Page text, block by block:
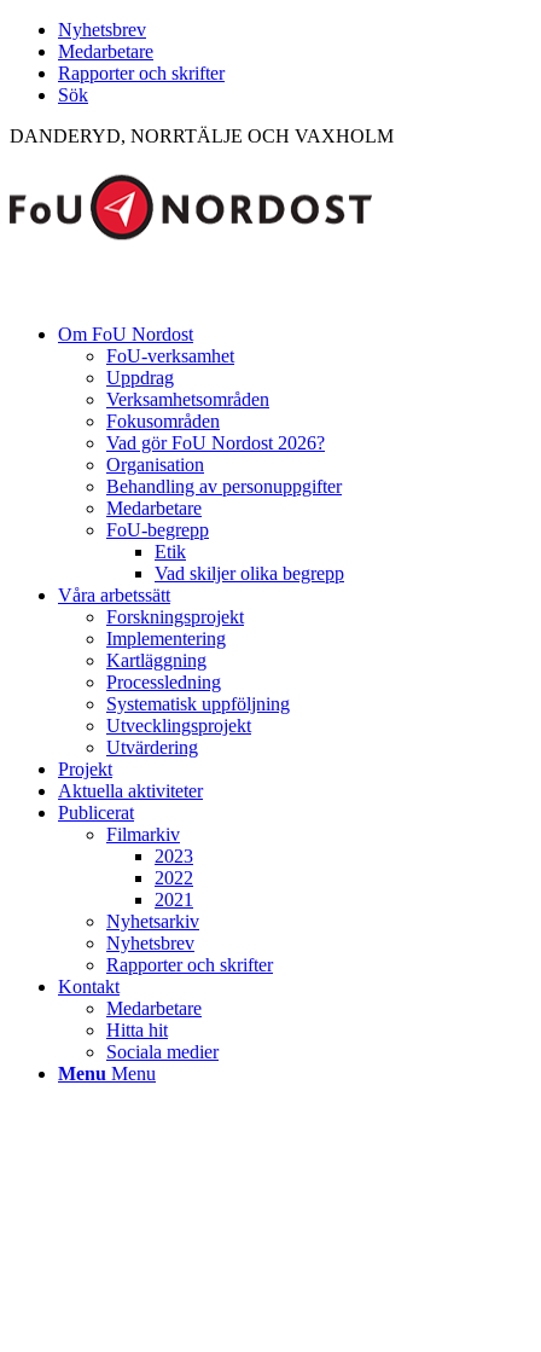
Nyhetsbrev
Medarbetare
Rapporter och skrifter
Sök
DANDERYD, NORRTÄLJE OCH VAXHOLM
Om FoU Nordost
FoU-verksamhet
Uppdrag
Verksamhetsområden
Fokusområden
Vad gör FoU Nordost 2026?
Organisation
Behandling av personuppgifter
Medarbetare
FoU-begrepp
Etik
Vad skiljer olika begrepp
Våra arbetssätt
Forskningsprojekt
Implementering
Kartläggning
Processledning
Systematisk uppföljning
Utvecklingsprojekt
Utvärdering
Projekt
Aktuella aktiviteter
Publicerat
Filmarkiv
2023
2022
2021
Nyhetsarkiv
Nyhetsbrev
Rapporter och skrifter
Kontakt
Medarbetare
Hitta hit
Sociala medier
Menu Menu